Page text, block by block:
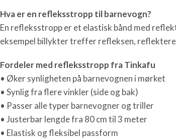
Hva er en refleksstropp til barnevogn?
En refleksstropp er et elastisk bånd med
eksempel billykter treffer refleksen,
Fordeler med refleksstropp fra Tinkafu
• Øker synligheten på barnevognen i mørket
• Synlig fra flere vinkler (side og bak)
• Passer alle typer barnevogner og triller
• Justerbar lengde fra 80 cm til 3 meter
• Elastisk og fleksibel passform